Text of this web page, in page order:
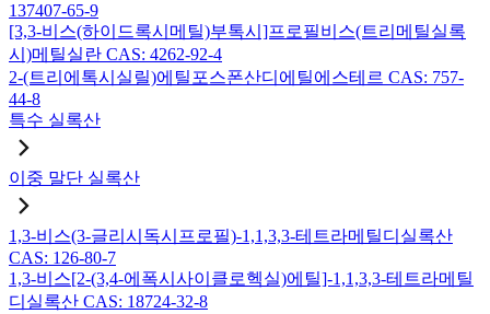
137407-65-9
[3,3-비스(하이드록시메틸)부톡시]프로필비스(트리메틸실록
시)메틸실란 CAS: 4262-92-4
2-(트리에톡시실릴)에틸포스폰산디에틸에스테르 CAS: 757-
44-8
특수 실록산
이중 말단 실록산
1,3-비스(3-글리시독시프로필)-1,1,3,3-테트라메틸디실록산
CAS: 126-80-7
1,3-비스[2-(3,4-에폭시사이클로헥실)에틸]-1,1,3,3-테트라메틸
디실록산 CAS: 18724-32-8